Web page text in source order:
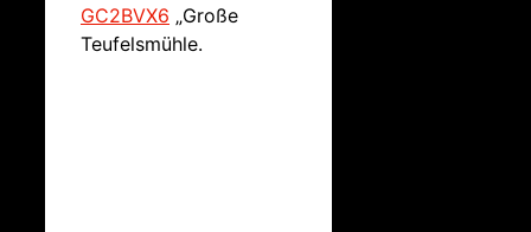
GC2BVX6 „Große
Teufelsmühle.